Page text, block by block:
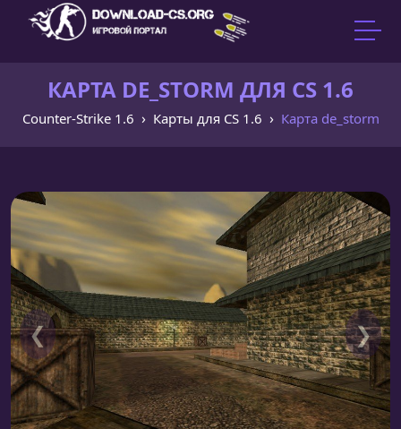
КАРТА DE_STORM ДЛЯ CS 1.6
Counter-Strike 1.6 Карты для CS 1.6 Карта de_storm
❮ ❯